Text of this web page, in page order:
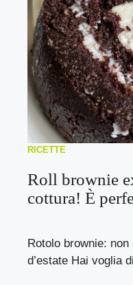
RICETTE
Roll brownie
cottura! È
Rotolo brownie:
d’estate Hai voglia